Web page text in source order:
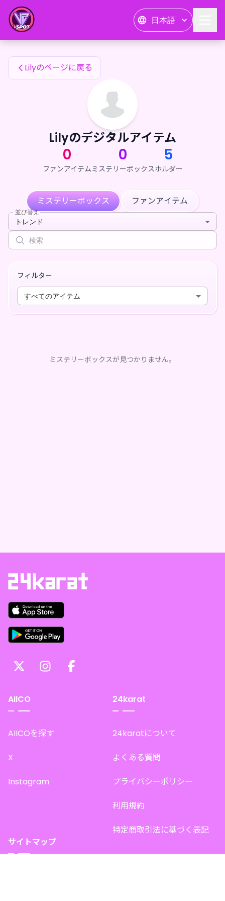
日本語
Lilyのファンアイテム
Lilyのページに戻る
Lilyのデジタルアイテム
0
ファンアイテム
0
ミステリーボックス
5
ホルダー
ミステリーボックス ファンアイテム
並び替え
トレンド
フィルター
すべてのアイテム
ミステリーボックスが見つかりません。
AIICO
AIICOを探す
X
Instagram
24karat
24karatについて
よくある質問
プライバシーポリシー
利用規約
特定商取引法に基づく表記
サイトマップ
Lilyのファンアイテム — 24karat